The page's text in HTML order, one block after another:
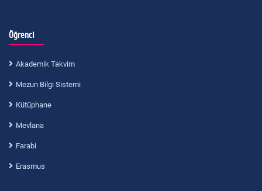
Öğrenci
Akademik Takvim
Mezun Bilgi Sistemi
Kütüphane
Mevlana
Farabi
Erasmus